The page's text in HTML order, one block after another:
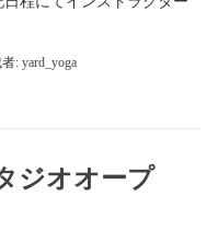
: yard_yoga
ジオオープ